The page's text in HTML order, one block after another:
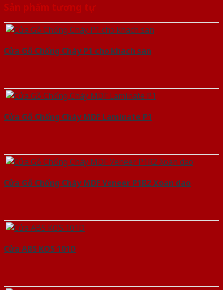
Sản phẩm tương tự
Cửa Gỗ Chống Cháy P1 cho khach san
Cửa Gỗ Chống Cháy MDF Laminate P1
Cửa Gỗ Chống Cháy MDF Veneer P1R2 Xoan dao
Cửa ABS KOS 101D